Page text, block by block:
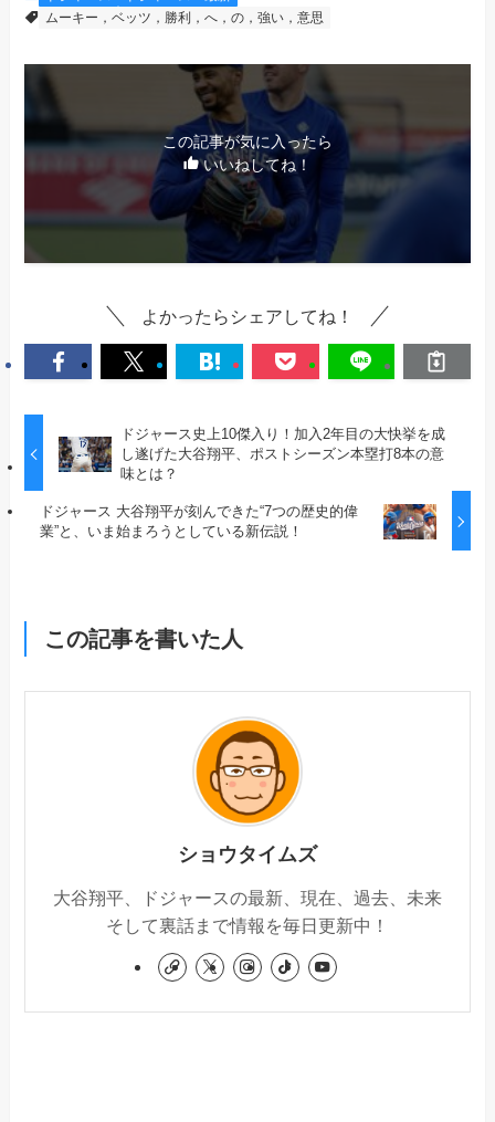
ムーキー，ベッツ，勝利，へ，の，強い，意思
この記事が気に入ったら
いいねしてね！
よかったらシェアしてね！
ドジャース史上10傑入り！加入2年目の大快挙を成
し遂げた大谷翔平、ポストシーズン本塁打8本の意
味とは？
ドジャース 大谷翔平が刻んできた“7つの歴史的偉
業”と、いま始まろうとしている新伝説！
この記事を書いた人
ショウタイムズ
大谷翔平、ドジャースの最新、現在、過去、未来
そして裏話まで情報を毎日更新中！